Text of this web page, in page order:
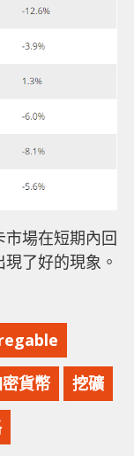
場在短期內回
了好的現象。
貨幣 挖礦